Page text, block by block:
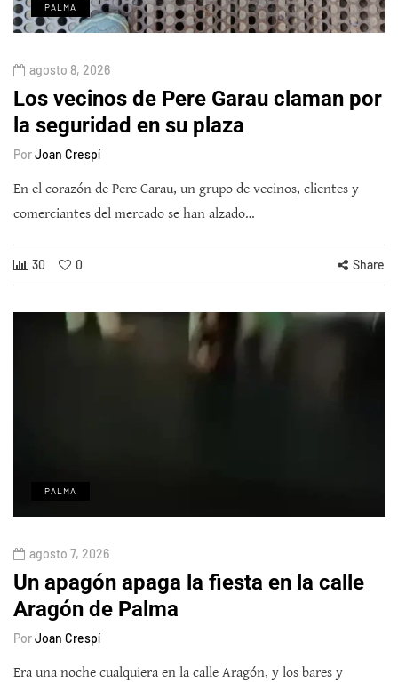
PALMA
agosto 8, 2026
Los vecinos de Pere Garau claman por
la seguridad en su plaza
PorJoan Crespí
En el corazón de Pere Garau, un grupo de vecinos, clientes y
comerciantes del mercado se han alzado…
30 0 Share
PALMA
agosto 7, 2026
Un apagón apaga la fiesta en la calle
Aragón de Palma
PorJoan Crespí
Era una noche cualquiera en la calle Aragón, y los bares y